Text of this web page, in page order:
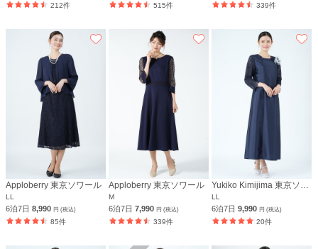
212件 515件 339件
Apploberry 東京ソワール
LL
6泊7日 8,990 円 (税込)
85件
Apploberry 東京ソワール
M
6泊7日7,990円 (税込)
339件
Yukiko Kimijima 東京ソワール
LL
6泊7日9,990円 (税込)
20件